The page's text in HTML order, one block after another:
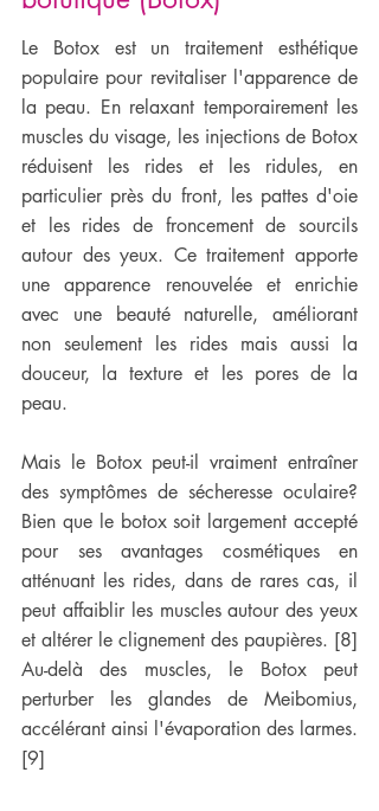
Le Botox est un traitement esthétique
populaire pour revitaliser l'apparence de
la peau. En relaxant temporairement les
muscles du visage, les injections de Botox
réduisent les rides et les ridules, en
particulier près du front, les pattes d'oie
et les rides de froncement de sourcils
autour des yeux. Ce traitement apporte
une apparence renouvelée et enrichie
avec une beauté naturelle, améliorant
non seulement les rides mais aussi la
douceur, la texture et les pores de la
peau.
Mais le Botox peut-il vraiment entraîner
des symptômes de sécheresse oculaire?
Bien que le botox soit largement accepté
pour ses avantages cosmétiques en
atténuant les rides, dans de rares cas, il
peut affaiblir les muscles autour des yeux
et altérer le clignement des paupières. [8]
Au-delà des muscles, le Botox peut
perturber les glandes de Meibomius,
accélérant ainsi l'évaporation des larmes.
[9]